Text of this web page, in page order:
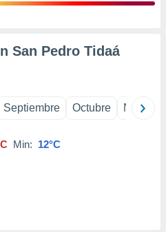
San Pedro Tidaá
Septiembre Octubre
Min: 12°C